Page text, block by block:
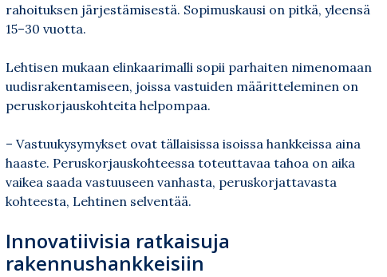
rahoituksen järjestämisestä. Sopimuskausi on pitkä, yleensä
15–30 vuotta.
Lehtisen mukaan elinkaarimalli sopii parhaiten nimenomaan
uudisrakentamiseen, joissa vastuiden määritteleminen on
peruskorjauskohteita helpompaa.
– Vastuukysymykset ovat tällaisissa isoissa hankkeissa aina
haaste. Peruskorjauskohteessa toteuttavaa tahoa on aika
vaikea saada vastuuseen vanhasta, peruskorjattavasta
kohteesta, Lehtinen selventää.
Innovatiivisia ratkaisuja
rakennushankkeisiin